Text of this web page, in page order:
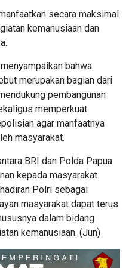
secara maksimal
kemanusiaan dan
bahwa
merupakan bagian dari
pembangunan
memperkuat
agar manfaatnya
masyarakat.
BRI dan Polda Papua
kepada masyarakat
Polri sebagai
masyarakat dapat terus
dalam bidang
kemanusiaan. (Jun)